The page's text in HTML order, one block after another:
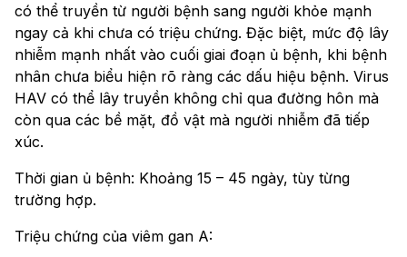
có thể truyền từ người bệnh sang người khỏe mạnh
ngay cả khi chưa có triệu chứng. Đặc biệt, mức độ lây
nhiễm mạnh nhất vào cuối giai đoạn ủ bệnh, khi bệnh
nhân chưa biểu hiện rõ ràng các dấu hiệu bệnh. Virus
HAV có thể lây truyền không chỉ qua đường hôn mà
còn qua các bề mặt, đồ vật mà người nhiễm đã tiếp
xúc.
Thời gian ủ bệnh: Khoảng 15 – 45 ngày, tùy từng
trường hợp.
Triệu chứng của viêm gan A: